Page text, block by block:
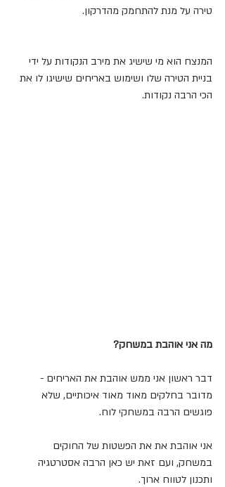
טירה על מנת להתחמק מהדרקון.
המנצח הוא מי שישיג את מירב הנקודות על ידי
בניית הטירה שלו ושימוש באריחים שישיגו לו את
הכי הרבה נקודות.
מה אני אוהבת במשחק?
דבר ראשון אני ממש אוהבת את האריחים -
מדובר בחלקים מאוד מאוד איכותיים, שלא
פוגשים הרבה במשחקי לוח.
אני אוהבת את את הפשטות של החוקים
במשחק, ועם זאת יש כאן הרבה אסטרטגיה
ותכנון לטווח ארוך.